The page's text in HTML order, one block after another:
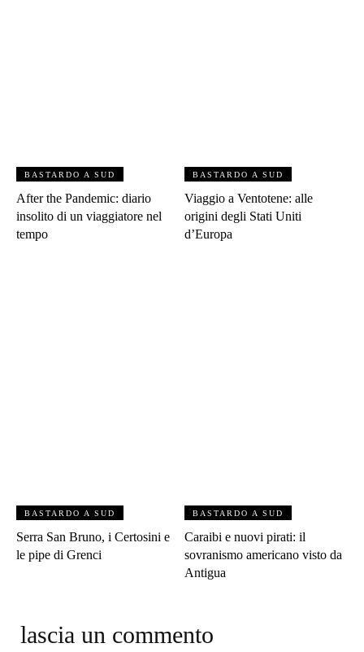
BASTARDO A SUD
After the Pandemic: diario
insolito di un viaggiatore nel
tempo
BASTARDO A SUD
Viaggio a Ventotene: alle
origini degli Stati Uniti
d’Europa
BASTARDO A SUD
Serra San Bruno, i Certosini e
le pipe di Grenci
BASTARDO A SUD
Caraibi e nuovi pirati: il
sovranismo americano visto da
Antigua
lascia un commento